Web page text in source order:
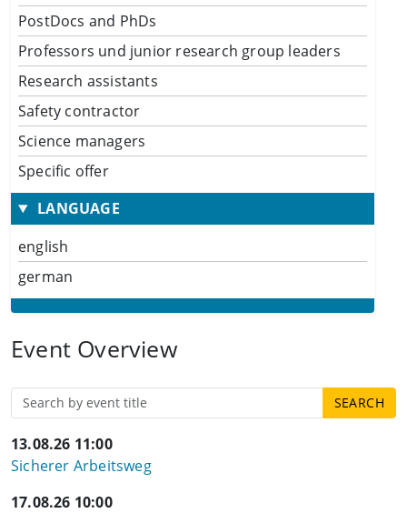
PostDocs and PhDs
Professors und junior research group leaders
Research assistants
Safety contractor
Science managers
Specific offer
LANGUAGE
english
german
Event Overview
13.08.26 11:00
Sicherer Arbeitsweg
17.08.26 10:00